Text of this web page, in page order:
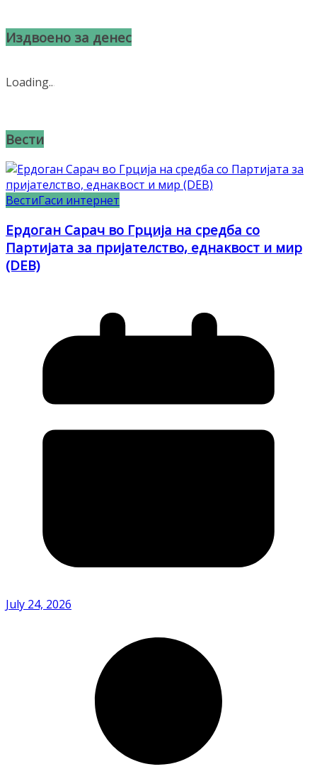
Издвоено за денес
Loading...
Вести
ВестиГаси интернет
Ердоган Сарач во Грција на средба со
Партијата за пријателство, еднаквост и мир
(DEB)
July 24, 2026